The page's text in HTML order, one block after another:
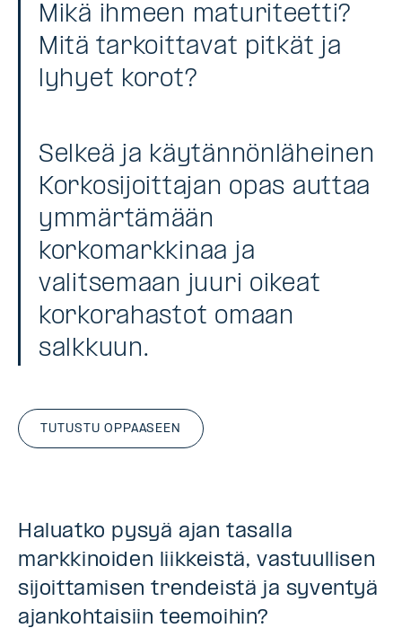
Mikä ihmeen maturiteetti?
Mitä tarkoittavat pitkät ja
lyhyet korot?
Selkeä ja käytännönläheinen
Korkosijoittajan opas auttaa
ymmärtämään
korkomarkkinaa ja
valitsemaan juuri oikeat
korkorahastot omaan
salkkuun.
TUTUSTU OPPAASEEN
Haluatko pysyä ajan tasalla
markkinoiden liikkeistä, vastuullisen
sijoittamisen trendeistä ja syventyä
ajankohtaisiin teemoihin?